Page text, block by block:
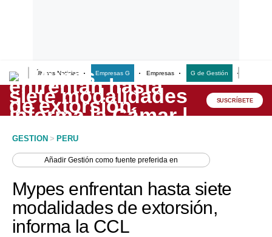
Últimas Noticias Empresas G Empresas G de Gestión
Lo último
Peru Quiosco
Economía
Mercados
SUSCRÍBETE
GESTION > PERU
AñadirGestión como fuente preferida en
Mypes enfrentan hasta siete
modalidades de extorsión,
informa la CCL